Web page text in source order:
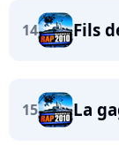
14 Fils
15 La